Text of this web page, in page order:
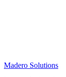
Madero Solutions